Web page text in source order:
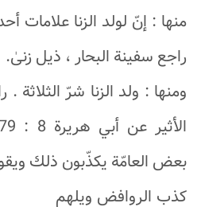
منها : إنّ لولد الزنا علامات
راجع سفينة البحار ، ذيل زنىٰ.
ومنها : ولد الزنا شرّ الثلاثة
بعض العامّة يكذّبون ذلك
كذب الروافض ويلهم